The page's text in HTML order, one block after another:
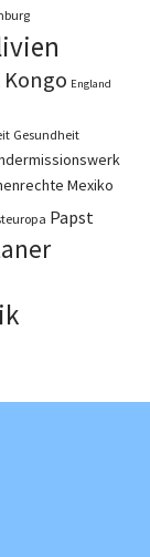
England
Gesundheit
Mexiko
Papst